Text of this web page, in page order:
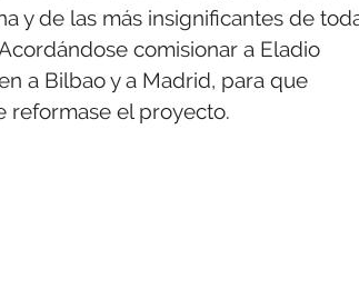
y de las más insignificantes de
comisionar a Eladio
a Bilbao y a Madrid, para que
reformase el proyecto.